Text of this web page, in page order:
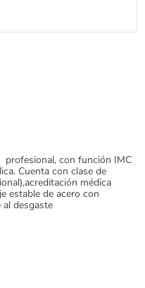
profesional, con función IMC
Cuenta con clase de
médica
estable de acero con
desgaste